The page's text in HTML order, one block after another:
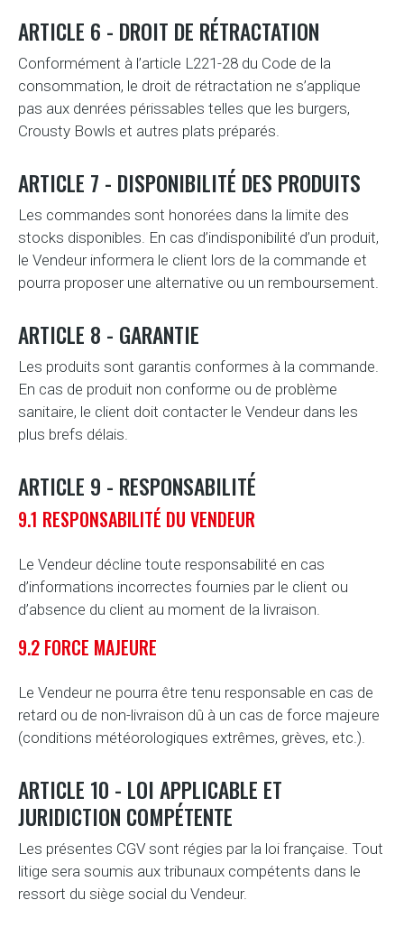
ARTICLE 6 - DROIT DE RÉTRACTATION
Conformément à l’article L221-28 du Code de la
consommation, le droit de rétractation ne s’applique
pas aux denrées périssables telles que les burgers,
Crousty Bowls et autres plats préparés.
ARTICLE 7 - DISPONIBILITÉ DES PRODUITS
Les commandes sont honorées dans la limite des
stocks disponibles. En cas d’indisponibilité d’un produit,
le Vendeur informera le client lors de la commande et
pourra proposer une alternative ou un remboursement.
ARTICLE 8 - GARANTIE
Les produits sont garantis conformes à la commande.
En cas de produit non conforme ou de problème
sanitaire, le client doit contacter le Vendeur dans les
plus brefs délais.
ARTICLE 9 - RESPONSABILITÉ
9.1 RESPONSABILITÉ DU VENDEUR
Le Vendeur décline toute responsabilité en cas
d’informations incorrectes fournies par le client ou
d’absence du client au moment de la livraison.
9.2 FORCE MAJEURE
Le Vendeur ne pourra être tenu responsable en cas de
retard ou de non-livraison dû à un cas de force majeure
(conditions météorologiques extrêmes, grèves, etc.).
ARTICLE 10 - LOI APPLICABLE ET
JURIDICTION COMPÉTENTE
Les présentes CGV sont régies par la loi française. Tout
litige sera soumis aux tribunaux compétents dans le
ressort du siège social du Vendeur.